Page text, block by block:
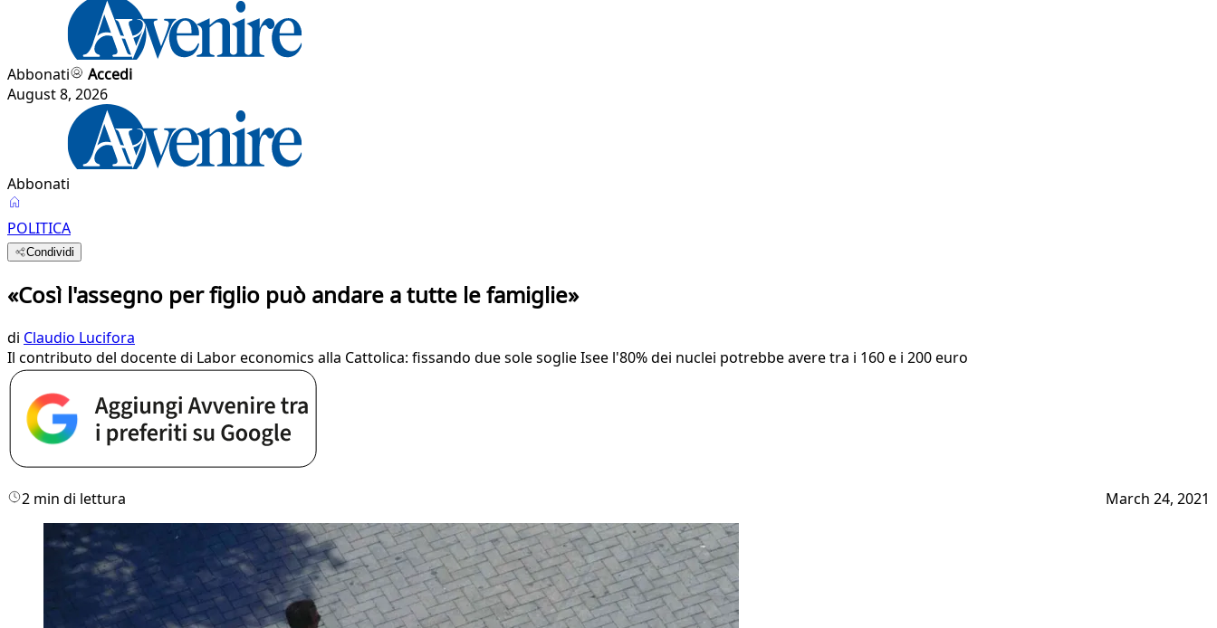
Abbonati
Accedi
August 8, 2026
Abbonati
POLITICA
Condividi
«Così l'assegno per figlio può andare a tutte le famiglie»
di Claudio Lucifora
Il contributo del docente di Labor economics alla Cattolica: fissando due sole soglie Isee l'80% dei nuclei potrebbe avere tra i 160 e i 200 euro
2 min di lettura March 24, 2021